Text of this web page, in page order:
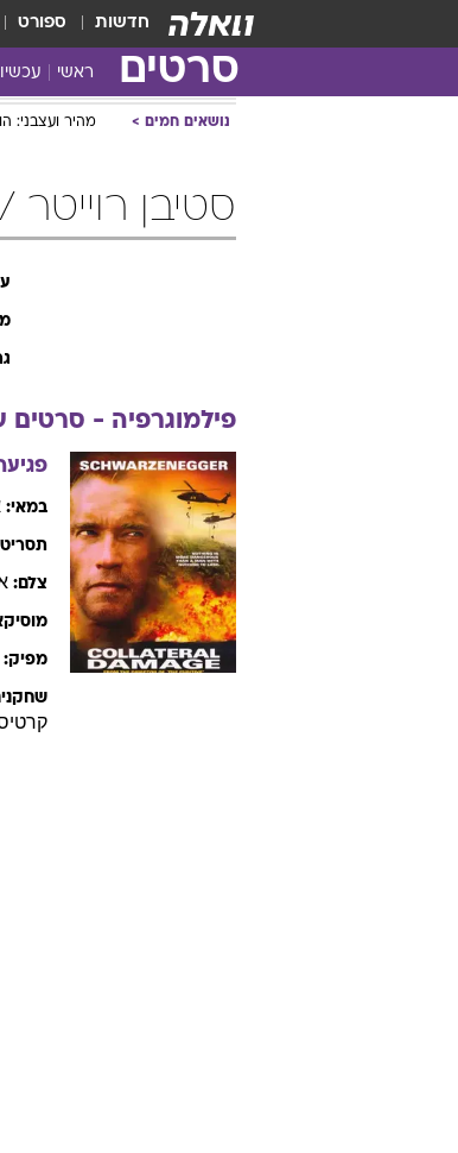
חדשות ספורט
סרטים ראשי
נושאים חמים מהיר ועצבני:
סטיבן רוייטר / Steven Reuther
פילמוגרפיה - סרטים
במאי:
צלם:
מפיק: